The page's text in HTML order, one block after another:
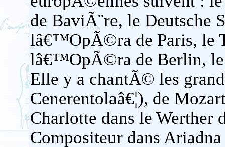
de BaviÃ¨re, le Deutsche
lâ€™OpÃ©ra de Paris, le
lâ€™OpÃ©ra de Berlin, le
Elle y a chantÃ© les
Cenerentolaâ€¦), de
Charlotte dans le Werther
Compositeur dans